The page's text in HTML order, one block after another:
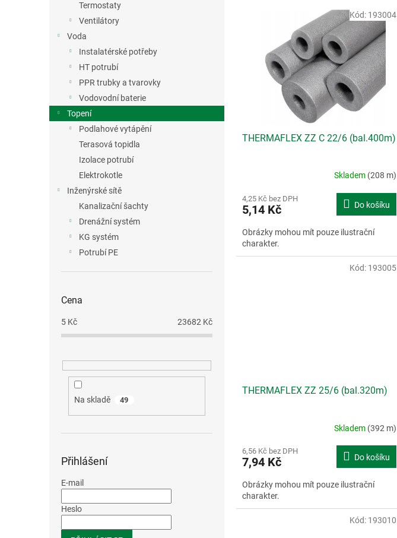
Termostaty
Ventilátory
Voda
Instalatérské potřeby
HT potrubí
PPR trubky a tvarovky
Vodovodní baterie
Topení
Podlahové vytápění
Terasová topidla
Izolace potrubí
Elektrokotle
Inženýrské sítě
Kanalizační šachty
Drenážní systém
KG systém
Potrubí PE
Cena
5 Kč 23682 Kč
Na skladě 49
Přihlášení
E-mail
Heslo
THERMAFLEX ZZ C 22/6 (bal.400m)
Skladem (208 m)
4,25 Kč bez DPH
5,14 Kč Do košíku
Obrázky mohou mít pouze ilustrační
charakter.
Kód: 193004
THERMAFLEX ZZ 25/6 (bal.320m)
Skladem (392 m)
6,56 Kč bez DPH
7,94 Kč Do košíku
Obrázky mohou mít pouze ilustrační
charakter.
Kód: 193005
Kód: 193010